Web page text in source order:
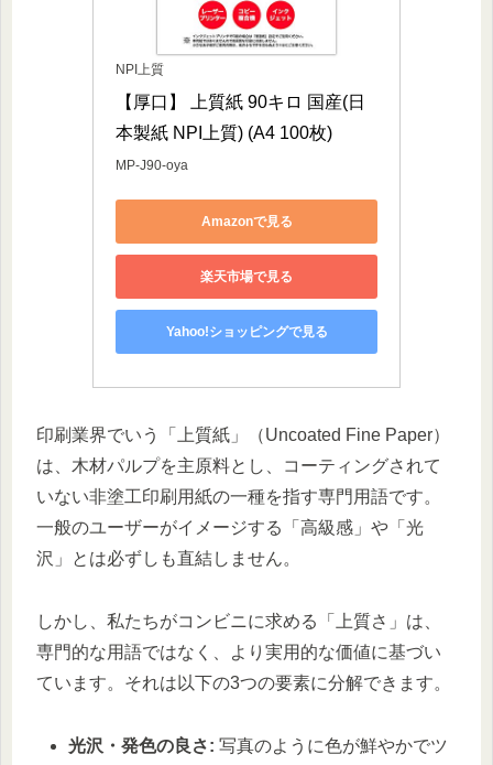
NPI上質
【厚口】 上質紙 90キロ 国産(日
本製紙 NPI上質) (A4 100枚)
MP-J90-oya
Amazonで見る
楽天市場で見る
Yahoo!ショッピングで見る
印刷業界でいう「上質紙」（Uncoated Fine Paper）
は、木材パルプを主原料とし、コーティングされて
いない非塗工印刷用紙の一種を指す専門用語です。
一般のユーザーがイメージする「高級感」や「光
沢」とは必ずしも直結しません。
しかし、私たちがコンビニに求める「上質さ」は、
専門的な用語ではなく、より実用的な価値に基づい
ています。それは以下の3つの要素に分解できます。
光沢・発色の良さ: 写真のように色が鮮やかでツ